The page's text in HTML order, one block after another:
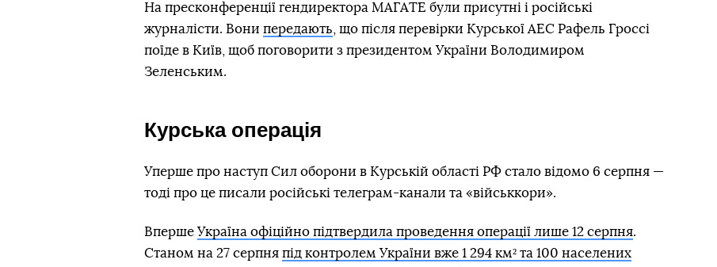
На пресконференції гендиректора МАГАТЕ були присутні і російські
журналісти. Вони передають , що після перевірки Курської АЕС Рафель Гроссі
поїде в Київ, щоб поговорити з президентом України Володимиром
Зеленським.
Курська операція
Уперше про наступ Сил оборони в Курській області РФ стало відомо 6 серпня —
тоді про це писали російські телеграм-канали та «військкори».
Вперше Україна офіційно підтвердила проведення операції лише 12 серпня.
Станом на 27 серпня під контролем України вже 1 294 км² та 100 населених